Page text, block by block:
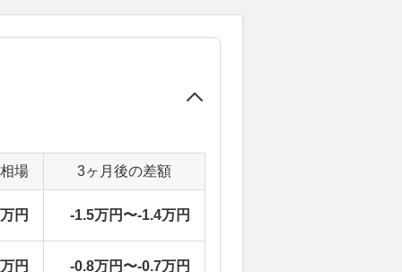
場 3ヶ月後の差額
円 -1.5万円〜-1.4万円
円 -0.8万円〜-0.7万円